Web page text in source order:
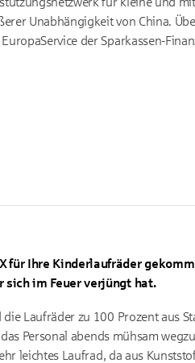
Unabhängigkeit von China.
der Sparkassen-
für Ihre Kinderlaufräder
sich im Feuer verjüngt hat.
Laufräder zu 100 Prozent aus
Personal abends mühsam
leichtes Laufrad, da aus